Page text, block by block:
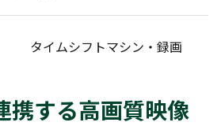
タイムシフトマシン・録画
携する高画質映像